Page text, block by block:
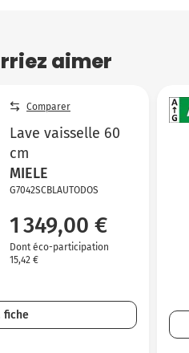
aimer
Comparer
Lave vaisselle 60
cm
MIELE
G7042SCBLAUTODOS
1 349,00 €
Dont éco-participation
15,42 €
fiche